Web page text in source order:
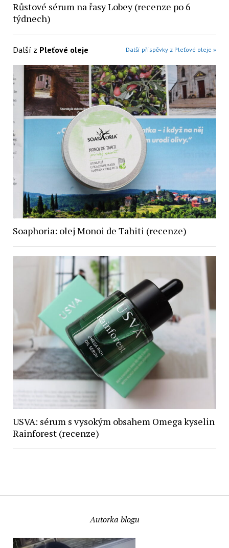
Autorka blogu
Růstové sérum na řasy Lobey (recenze po 6
týdnech)
Další z Pleťové oleje Další příspěvky z Pleťové oleje »
Soaphoria: olej Monoi de Tahiti (recenze)
USVA: sérum s vysokým obsahem Omega kyselin
Rainforest (recenze)